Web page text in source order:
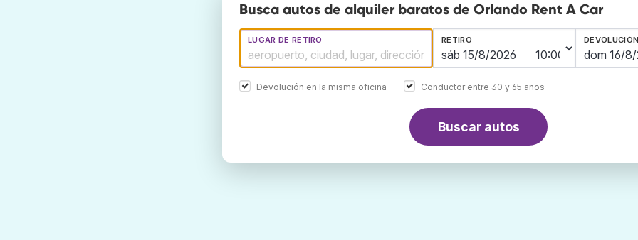
Busca autos de alquiler baratos de Orlando Rent A Car
LUGAR DE RETIRO RETIRO
Devolución en la misma oficina Conductor entre 30 y 65 años
Buscar autos